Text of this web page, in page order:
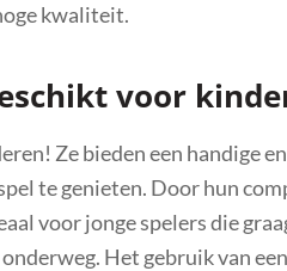
kwaliteit.
voor
Ze bieden een handige
te genieten. Door hun
voor jonge spelers die
Het gebruik van